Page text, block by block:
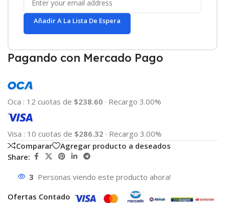
Añadir A La Lista De Espera
Pagando con Mercado Pago
Oca : 12 cuotas de $238.60 · Recargo 3.00%
Visa : 10 cuotas de $286.32 · Recargo 3.00%
Comparar
Agregar producto a deseados
Share:
3 Personas viendo este producto ahora!
Ofertas Contado